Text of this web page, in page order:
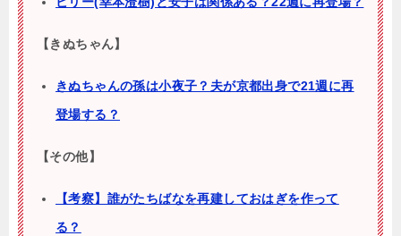
【きぬちゃん】
きぬちゃんの孫は小夜子？夫が京都出身で21週に再
登場する？
【その他】
【考察】誰がたちばなを再建しておはぎを作って
る？